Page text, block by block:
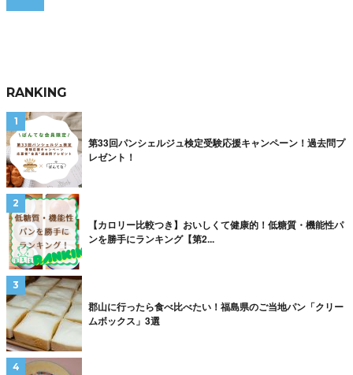
RANKING
第33回パンシェルジュ検定受験応援キャンペーン！過去問プ
レゼント！
【カロリー比較つき】おいしくて健康的！低糖質・機能性パ
ンを勝手にランキング【第2...
郡山に行ったら食べ比べたい！福島県のご当地パン「クリー
ムボックス」3選